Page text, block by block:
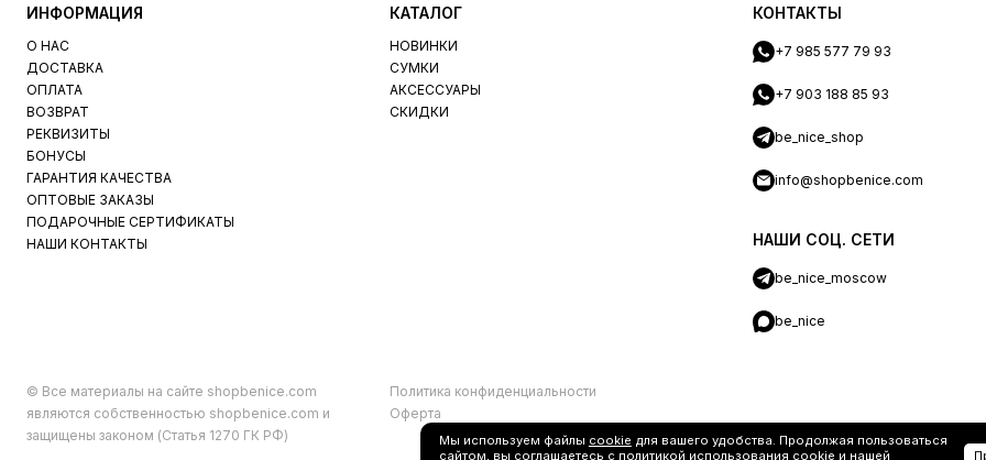
Мы используем файлы cookie для вашего удобства. Продолжая пользоваться
сайтом, вы соглашаетесь с политикой использования cookie и нашей
ИНФОРМАЦИЯ
О НАС
ДОСТАВКА
ОПЛАТА
ВОЗВРАТ
РЕКВИЗИТЫ
БОНУСЫ
ГАРАНТИЯ КАЧЕСТВА
ОПТОВЫЕ ЗАКАЗЫ
ПОДАРОЧНЫЕ СЕРТИФИКАТЫ
НАШИ КОНТАКТЫ
КАТАЛОГ
НОВИНКИ
СУМКИ
АКСЕССУАРЫ
СКИДКИ
КОНТАКТЫ
+7 985 577 79 93
+7 903 188 85 93
be_nice_shop
info@shopbenice.com
НАШИ СОЦ. СЕТИ
be_nice_moscow
be_nice
© Все материалы на сайте shopbenice.com
являются собственностью shopbenice.com и
защищены законом (Статья 1270 ГК РФ)
Политика конфиденциальности
Оферта